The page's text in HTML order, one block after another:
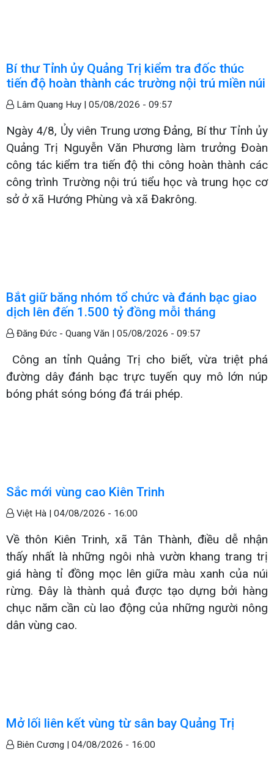
Bí thư Tỉnh ủy Quảng Trị kiểm tra đốc thúc
tiến độ hoàn thành các trường nội trú miền núi
Lâm Quang Huy | 05/08/2026 - 09:57
Ngày 4/8, Ủy viên Trung ương Đảng, Bí thư Tỉnh ủy
Quảng Trị Nguyễn Văn Phương làm trưởng Đoàn
công tác kiểm tra tiến độ thi công hoàn thành các
công trình Trường nội trú tiểu học và trung học cơ
sở ở xã Hướng Phùng và xã Đakrông.
Bắt giữ băng nhóm tổ chức và đánh bạc giao
dịch lên đến 1.500 tỷ đồng mỗi tháng
Đăng Đức - Quang Văn | 05/08/2026 - 09:57
Công an tỉnh Quảng Trị cho biết, vừa triệt phá
đường dây đánh bạc trực tuyến quy mô lớn núp
bóng phát sóng bóng đá trái phép.
Sắc mới vùng cao Kiên Trinh
Việt Hà | 04/08/2026 - 16:00
Về thôn Kiên Trinh, xã Tân Thành, điều dễ nhận
thấy nhất là những ngôi nhà vườn khang trang trị
giá hàng tỉ đồng mọc lên giữa màu xanh của núi
rừng. Đây là thành quả được tạo dựng bởi hàng
chục năm cần cù lao động của những người nông
dân vùng cao.
Mở lối liên kết vùng từ sân bay Quảng Trị
Biên Cương | 04/08/2026 - 16:00